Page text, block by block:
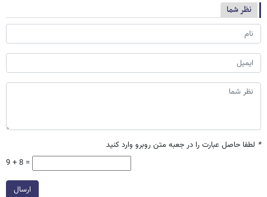
نظر شما
* لطفا حاصل عبارت را در جعبه متن روبرو وارد کنید
9 + 8 =
ارسال